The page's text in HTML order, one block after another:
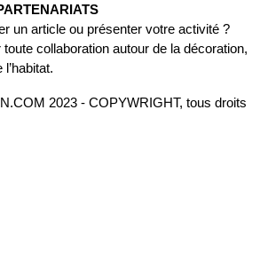
un article ou présenter votre activité ?
collaboration autour de la décoration,
2023 - COPYWRIGHT, tous droits